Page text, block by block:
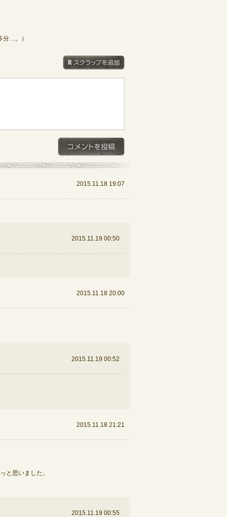
分…。）
2015.11.18 19:07
2015.11.19 00:50
2015.11.18 20:00
2015.11.19 00:52
2015.11.18 21:21
と思いました。
2015.11.19 00:55